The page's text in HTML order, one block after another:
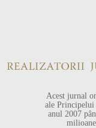
Acest jurnal
ale Principelui
anul 2007